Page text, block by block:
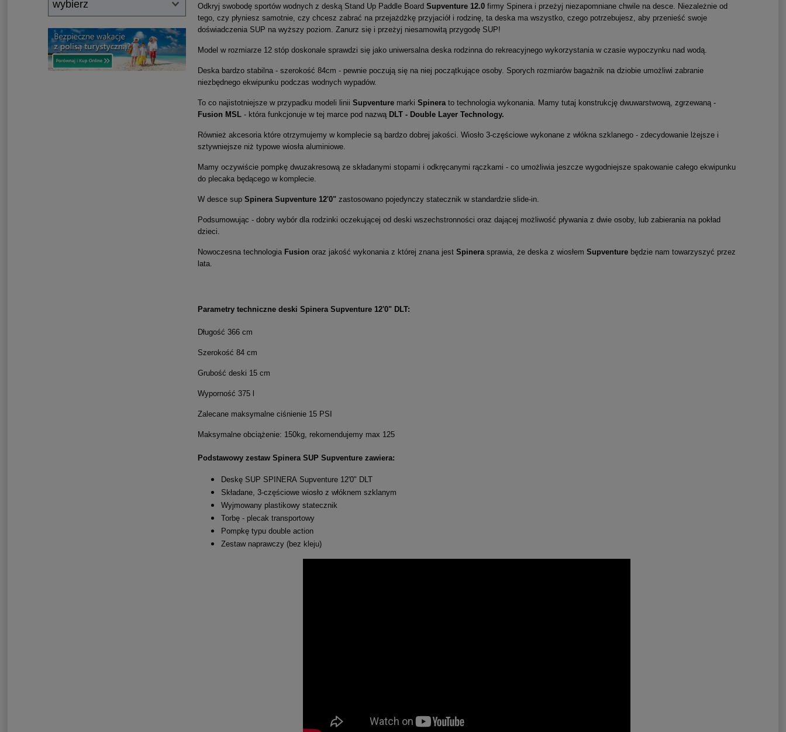
Odkryj swobodę sportów wodnych z deską Stand Up Paddle Board Supventure 12.0firmy Spinera i przeżyj niezapomniane chwile na desce. Niezależnie od
tego, czy płyniesz samotnie, czy chcesz zabrać na przejażdżkę przyjaciół i rodzinę, ta deska ma wszystko, czego potrzebujesz, aby przenieść swoje
doświadczenia SUP na wyższy poziom. Zanurz się i przeżyj niesamowitą przygodę SUP!
Model w rozmiarze 12 stóp doskonale sprawdzi się jako uniwersalna deska rodzinna do rekreacyjnego wykorzystania w czasie wypoczynku nad wodą.
Deska bardzo stabilna - szerokość 84cm - pewnie poczują się na niej początkujące osoby. Sporych rozmiarów bagażnik na dziobie umożliwi zabranie
niezbędnego ekwipunku podczas wodnych wypadów.
To co najistotniejsze w przypadku modeli linii Supventuremarki Spinerato technologia wykonania. Mamy tutaj konstrukcję dwuwarstwową, zgrzewaną -
Fusion MSL- która funkcjonuje w tej marce pod nazwą DLT - Double Layer Technology.
Również akcesoria które otrzymujemy w komplecie są bardzo dobrej jakości. Wiosło 3-częściowe wykonane z włókna szklanego - zdecydowanie lżejsze i
sztywniejsze niż typowe wiosła aluminiowe.
Mamy oczywiście pompkę dwuzakresową ze składanymi stopami i odkręcanymi rączkami - co umożliwia jeszcze wygodniejsze spakowanie całego ekwipunku
do plecaka będącego w komplecie.
W desce sup Spinera Supventure 12'0"zastosowano pojedynczy statecznik w standardzie slide-in.
Podsumowując - dobry wybór dla rodzinki oczekującej od deski wszechstronności oraz dającej możliwość pływania z dwie osoby, lub zabierania na pokład
dzieci.
Nowoczesna technologiaFusion oraz jakość wykonania z której znana jestSpinera sprawia, że deska z wiosłem Supventure będzie nam towarzyszyć przez
lata.
Parametry techniczne deski Spinera Supventure 12'0" DLT:
Długość 366 cm
Szerokość 84 cm
Grubość deski 15 cm
Wyporność 375 l
Zalecane maksymalne ciśnienie 15 PSI
Maksymalne obciążenie: 150kg, rekomendujemy max 125
Podstawowy zestaw Spinera SUP Supventure zawiera:
Deskę SUP SPINERA Supventure 12'0" DLT
Składane, 3-częściowe wiosło z włóknem szklanym
Wyjmowany plastikowy statecznik
Torbę - plecak transportowy
Pompkę typu double action
Zestaw naprawczy (bez kleju)